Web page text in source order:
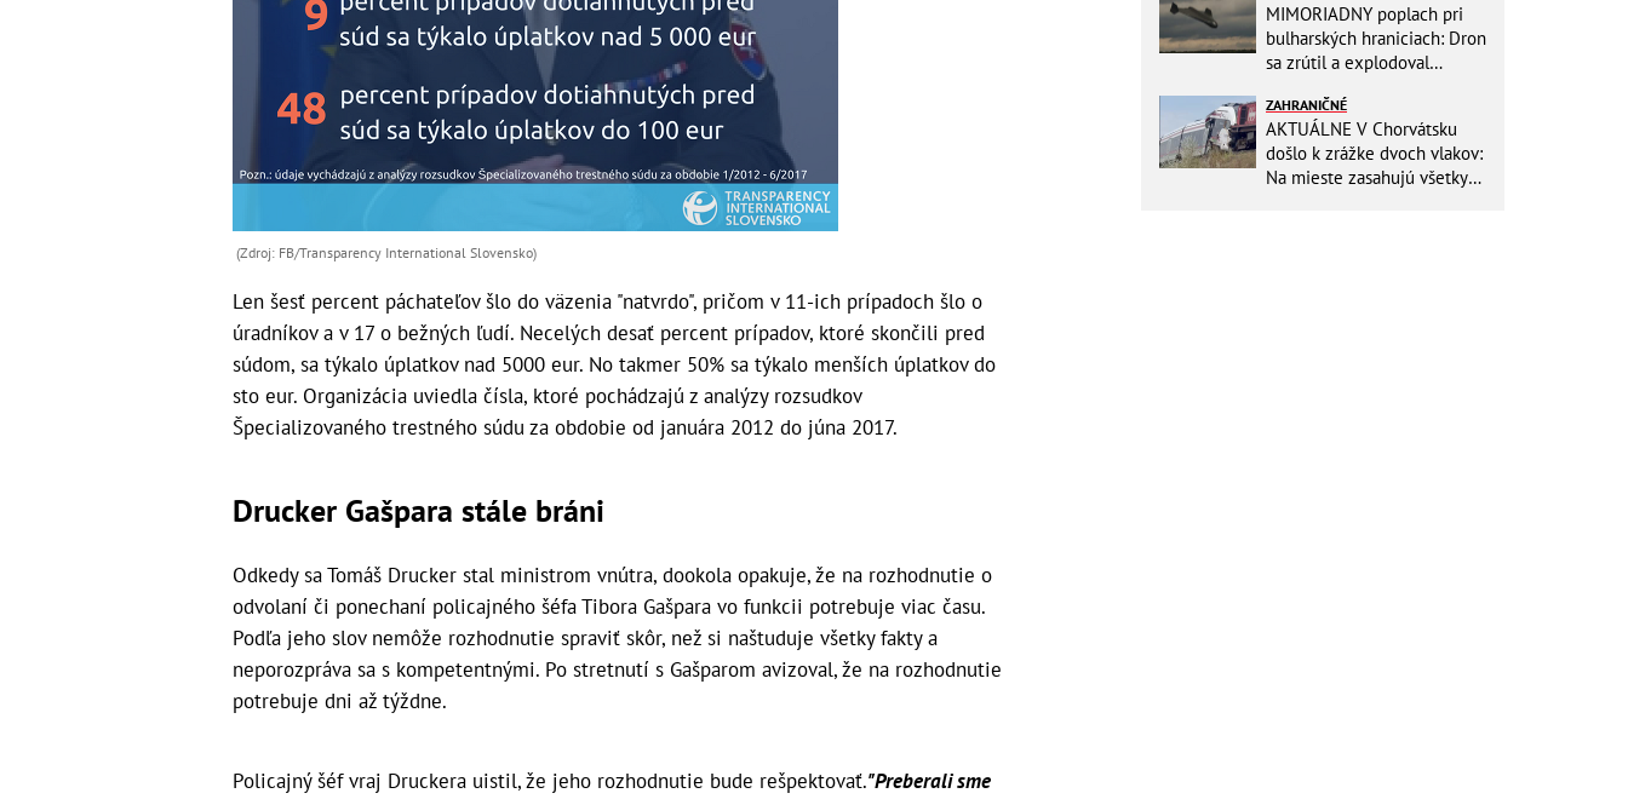
(Zdroj: FB/Transparency International Slovensko)
Len šesť percent páchateľov šlo do väzenia "natvrdo", pričom v 11-ich prípadoch šlo o
úradníkov a v 17 o bežných ľudí. Necelých desať percent prípadov, ktoré skončili pred
súdom, sa týkalo úplatkov nad 5000 eur. No takmer 50% sa týkalo menších úplatkov do
sto eur. Organizácia uviedla čísla, ktoré pochádzajú z analýzy rozsudkov
Špecializovaného trestného súdu za obdobie od januára 2012 do júna 2017.
Drucker Gašpara stále bráni
Odkedy sa Tomáš Drucker stal ministrom vnútra, dookola opakuje, že na rozhodnutie o
odvolaní či ponechaní policajného šéfa Tibora Gašpara vo funkcii potrebuje viac času.
Podľa jeho slov nemôže rozhodnutie spraviť skôr, než si naštuduje všetky fakty a
neporozpráva sa s kompetentnými. Po stretnutí s Gašparom avizoval, že na rozhodnutie
potrebuje dni až týždne.
Policajný šéf vraj Druckera uistil, že jeho rozhodnutie bude rešpektovať."Preberali sme
MIMORIADNY poplach pri
bulharských hraniciach: Dron
sa zrútil a explodoval
ZAHRANIČNÉ
AKTUÁLNE V Chorvátsku
došlo k zrážke dvoch vlakov:
Na mieste zasahujú všetky